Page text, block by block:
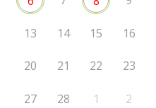
13 14 15 16
20 21 22 23
27 28 1 2